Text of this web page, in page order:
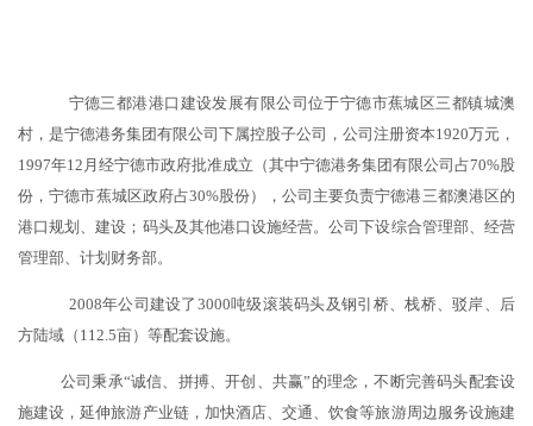
宁德三都港港口建设发展有限公司位于宁德市蕉城区三都镇城澳
村，是宁德港务集团有限公司下属控股子公司， 公司注册资本1920万元，
1997年12月经宁德市政府批准成立（其中宁德港务集团有限公司占70%股
份，宁德市蕉城区政府占30%股份），公司主要负责宁德港三都澳港区的
港口规划、建设；码头及其他港口设施经营。公司下设综合管理部、经营
管理部、计划财务部。
2008年公司建设了3000吨级滚装码头及钢引桥、栈桥、驳岸、 后
方陆域（ 112.5亩）等配套设施。
公司秉承“诚信、拼搏、开创、共赢”的理念，不断完善码头配套设
施建设，延伸旅游产业链，加快酒店、交通、饮食等旅游周边服务设施建